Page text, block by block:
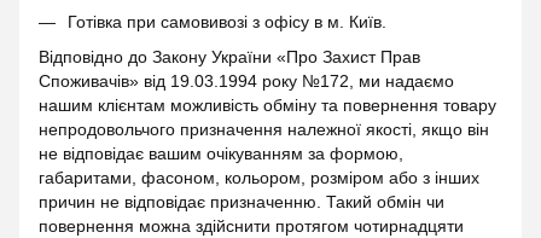
Готівка при самовивозі з офісу в м. Київ.
Відповідно до Закону України «Про Захист Прав
Споживачів» від 19.03.1994 року №172, ми надаємо
нашим клієнтам можливість обміну та повернення товару
непродовольчого призначення належної якості, якщо він
не відповідає вашим очікуванням за формою,
габаритами, фасоном, кольором, розміром або з інших
причин не відповідає призначенню. Такий обмін чи
повернення можна здійснити протягом чотирнадцяти